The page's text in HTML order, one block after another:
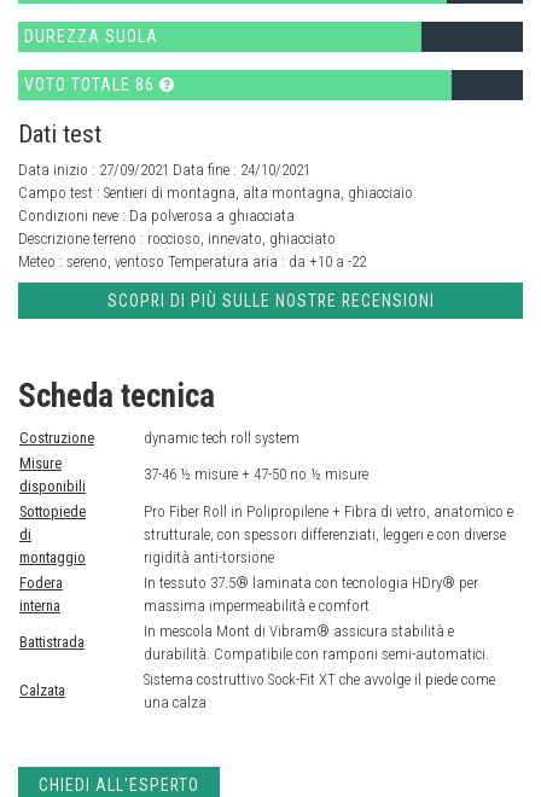
DUREZZA SUOLA
VOTO TOTALE 86
Dati test
Data inizio : 27/09/2021 Data fine : 24/10/2021
Campo test : Sentieri di montagna, alta montagna, ghiacciaio
Condizioni neve : Da polverosa a ghiacciata
Descrizione terreno : roccioso, innevato, ghiacciato
Meteo : sereno, ventoso Temperatura aria : da +10 a -22
SCOPRI DI PIÙ SULLE NOSTRE RECENSIONI
Scheda tecnica
Costruzione
dynamic tech roll system
Misure
disponibili
37-46 ½ misure + 47-50 no ½ misure
Sottopiede
di
montaggio
Pro Fiber Roll in Polipropilene + Fibra di vetro, anatomico e
strutturale, con spessori differenziati, leggeri e con diverse
rigidità anti-torsione
Fodera
interna
In tessuto 37.5® laminata con tecnologia HDry® per
massima impermeabilità e comfort
Battistrada
In mescola Mont di Vibram® assicura stabilità e
durabilità. Compatibile con ramponi semi-automatici.
Calzata
Sistema costruttivo Sock-Fit XT che avvolge il piede come
una calza
CHIEDI ALL'ESPERTO